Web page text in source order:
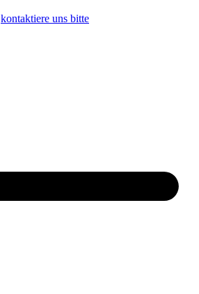
kontaktiere uns bitte